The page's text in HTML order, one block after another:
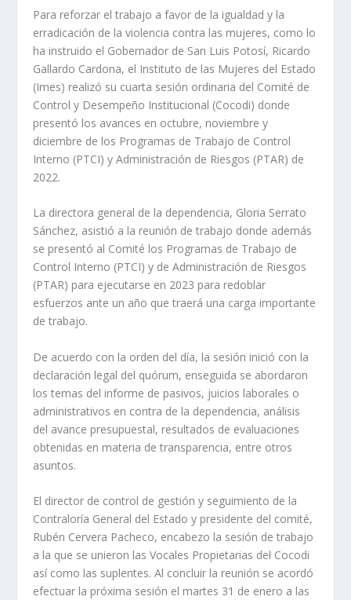
Para reforzar el trabajo a favor de la igualdad y la
erradicación de la violencia contra las mujeres, como lo
ha instruido el Gobernador de San Luis Potosí, Ricardo
Gallardo Cardona, el Instituto de las Mujeres del Estado
(Imes) realizó su cuarta sesión ordinaria del Comité de
Control y Desempeño Institucional (Cocodi) donde
presentó los avances en octubre, noviembre y
diciembre de los Programas de Trabajo de Control
Interno (PTCI) y Administración de Riesgos (PTAR) de
2022.
La directora general de la dependencia, Gloria Serrato
Sánchez, asistió a la reunión de trabajo donde además
se presentó al Comité los Programas de Trabajo de
Control Interno (PTCI) y de Administración de Riesgos
(PTAR) para ejecutarse en 2023 para redoblar
esfuerzos ante un año que traerá una carga importante
de trabajo.
De acuerdo con la orden del día, la sesión inició con la
declaración legal del quórum, enseguida se abordaron
los temas del informe de pasivos, juicios laborales o
administrativos en contra de la dependencia, análisis
del avance presupuestal, resultados de evaluaciones
obtenidas en materia de transparencia, entre otros
asuntos.
El director de control de gestión y seguimiento de la
Contraloría General del Estado y presidente del comité,
Rubén Cervera Pacheco, encabezo la sesión de trabajo
a la que se unieron las Vocales Propietarias del Cocodi
así como las suplentes. Al concluir la reunión se acordó
efectuar la próxima sesión el martes 31 de enero a las